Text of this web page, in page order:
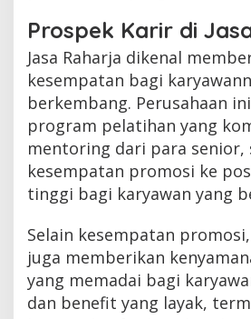
Prospek Karir di
Jasa Raharja dikenal
kesempatan bagi
berkembang. Perusahaan
program pelatihan yang
mentoring dari para senior,
kesempatan promosi ke
tinggi bagi karyawan yang
Selain kesempatan promosi,
juga memberikan
yang memadai bagi
dan benefit yang layak,